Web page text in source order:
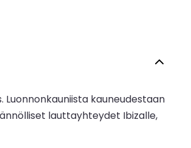
Luonnonkauniista kauneudestaan
lauttayhteydet Ibizalle,